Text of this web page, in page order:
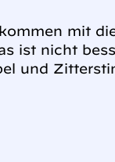
mit
ist nicht
und